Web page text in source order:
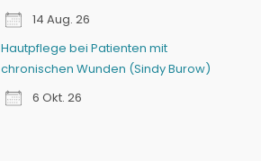
14 Aug. 26
Hautpflege bei Patienten mit
chronischen Wunden (Sindy Burow)
6 Okt. 26